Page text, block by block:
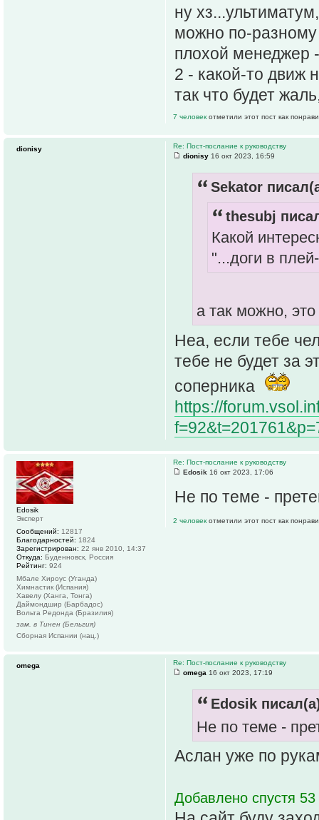
ну
можно по-разному
плохой менеджер
2 - какой-то движ
так что будет
7 человек отметили этот пост как
Re: Пост-послание к руководству
dionisy 16 окт 2023, 16:59
Sekator
thesubj
Какой
"...доги в
а так можно,
Неа, если тебе
тебе не будет за
соперника
https://
dionisy
Re: Пост-послание к руководству
Edosik 16 окт 2023, 17:06
Не по теме -
2 человек отметили этот пост как
Edosik
Эксперт
Сообщений: 12817
Благодарностей: 1824
Зарегистрирован: 22 янв 2010, 14:37
Откуда: Буденновск, Россия
Рейтинг: 924
Мбале Хироус (Уганда)
Химнастик (Испания)
Хавелу (Ханга, Тонга)
Даймондшир (Барбадос)
Вольта Редонда (Бразилия)
зам. в Тинен (Бельгия)
Сборная Испании (нац.)
Re: Пост-послание к руководству
omega 16 окт 2023, 17:19
Edosik
Не по теме -
Аслан уже по
Добавлено спустя
omega